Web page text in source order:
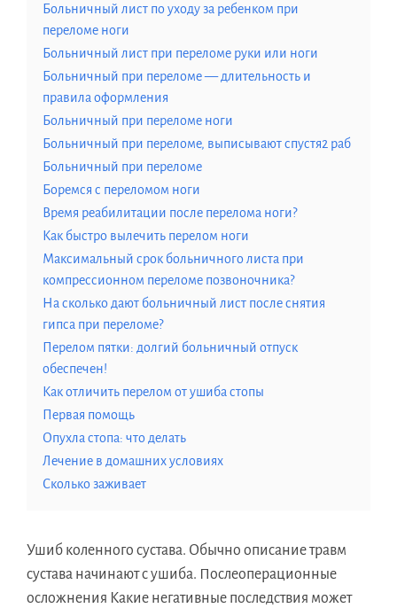
Больничный лист по уходу за ребенком при
переломе ноги
Больничный лист при переломе руки или ноги
Больничный при переломе — длительность и
правила оформления
Больничный при переломе ноги
Больничный при переломе, выписывают спустя2 раб
Больничный при переломе
Боремся с переломом ноги
Время реабилитации после перелома ноги?
Как быстро вылечить перелом ноги
Максимальный срок больничного листа при
компрессионном переломе позвоночника?
На сколько дают больничный лист после снятия
гипса при переломе?
Перелом пятки: долгий больничный отпуск
обеспечен!
Как отличить перелом от ушиба стопы
Первая помощь
Опухла стопа: что делать
Лечение в домашних условиях
Сколько заживает
Ушиб коленного сустава. Обычно описание травм
сустава начинают с ушиба. Послеоперационные
осложнения Какие негативные последствия может